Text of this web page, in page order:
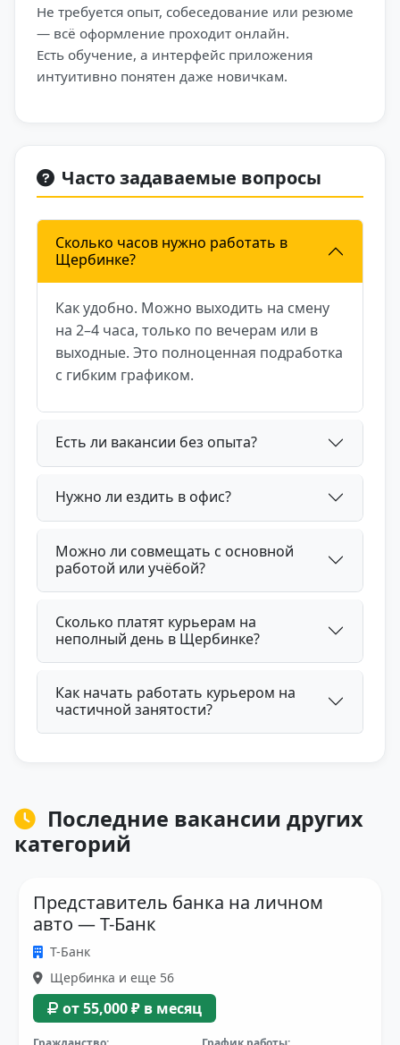
Не требуется опыт, собеседование или резюме
— всё оформление проходит онлайн.
Есть обучение, а интерфейс приложения
интуитивно понятен даже новичкам.
Часто задаваемые вопросы
Сколько часов нужно работать в
Щербинке?
Как удобно. Можно выходить на смену
на 2–4 часа, только по вечерам или в
выходные. Это полноценная подработка
с гибким графиком.
Есть ли вакансии без опыта?
Нужно ли ездить в офис?
Можно ли совмещать с основной
работой или учёбой?
Сколько платят курьерам на
неполный день в Щербинке?
Как начать работать курьером на
частичной занятости?
Последние вакансии других
категорий
Представитель банка на личном
авто — Т-Банк
Т-Банк
Щербинка и еще 56
от 55,000 ₽ в месяц